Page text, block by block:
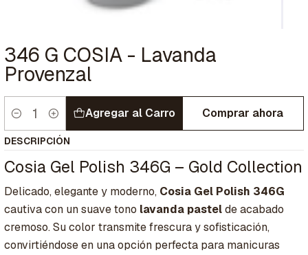
346 G COSIA - Lavanda
Provenzal
Cantidad
Agregar al Carro Comprar ahora
DESCRIPCIÓN
Cosia Gel Polish 346G – Gold Collection
Delicado, elegante y moderno, Cosia Gel Polish 346G
cautiva con un suave tono lavanda pastelde acabado
cremoso. Su color transmite frescura y sofisticación,
convirtiéndose en una opción perfecta para manicuras